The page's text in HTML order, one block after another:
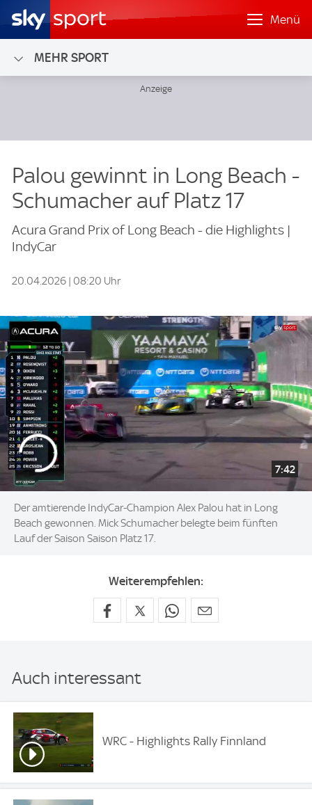
Menü
MEHR SPORT
Palou gewinnt in Long Beach -
Schumacher auf Platz 17
Acura Grand Prix of Long Beach - die Highlights |
IndyCar
20.04.2026 | 08:20 Uhr
7:42
Der amtierende IndyCar-Champion Alex Palou hat in Long
Beach gewonnen. Mick Schumacher belegte beim fünften
Lauf der Saison Saison Platz 17.
Weiterempfehlen:
Auch interessant
WRC - Highlights Rally Finnland